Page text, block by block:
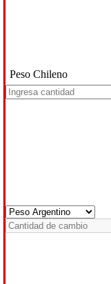
Peso Chileno